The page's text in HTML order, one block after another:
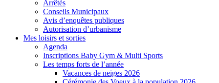
Arrêtés
Conseils Municipaux
Avis d’enquêtes publiques
Autorisation d’urbanisme
Mes loisirs et sorties
Agenda
Inscriptions Baby Gym & Multi Sports
Les temps forts de l’année
Vacances de neiges 2026